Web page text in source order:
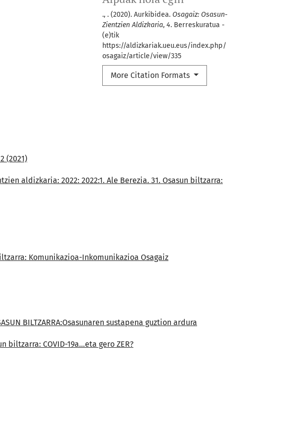
., . (2020). Aurkibidea. Osagaiz: Osasun-
Zientzien Aldizkaria, 4. Berreskuratua -
(e)tik
https://aldizkariak.ueu.eus/index.php/
osagaiz/article/view/335
More Citation Formats
(2021)
aldizkaria: 2022: 2022:1. Ale Berezia. 31. Osasun biltzarra:
Komunikazioa-Inkomunikazioa Osagaiz
BILTZARRA:Osasunaren sustapena guztion ardura
biltzarra: COVID-19a...eta gero ZER?